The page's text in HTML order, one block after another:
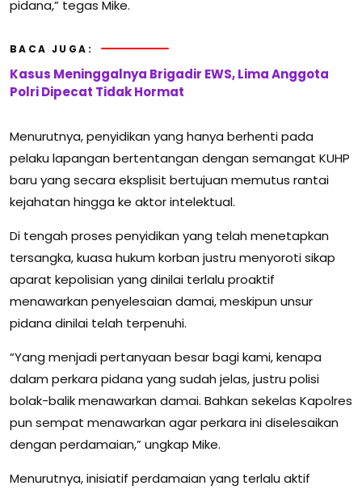
pidana,” tegas Mike.
BACA JUGA:
Kasus Meninggalnya Brigadir EWS, Lima Anggota
Polri Dipecat Tidak Hormat
Menurutnya, penyidikan yang hanya berhenti pada
pelaku lapangan bertentangan dengan semangat KUHP
baru yang secara eksplisit bertujuan memutus rantai
kejahatan hingga ke aktor intelektual.
Di tengah proses penyidikan yang telah menetapkan
tersangka, kuasa hukum korban justru menyoroti sikap
aparat kepolisian yang dinilai terlalu proaktif
menawarkan penyelesaian damai, meskipun unsur
pidana dinilai telah terpenuhi.
“Yang menjadi pertanyaan besar bagi kami, kenapa
dalam perkara pidana yang sudah jelas, justru polisi
bolak-balik menawarkan damai. Bahkan sekelas Kapolres
pun sempat menawarkan agar perkara ini diselesaikan
dengan perdamaian,” ungkap Mike.
Menurutnya, inisiatif perdamaian yang terlalu aktif